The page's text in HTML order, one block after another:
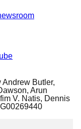
Andrew Butler,
Arun
V. Natis, Dennis